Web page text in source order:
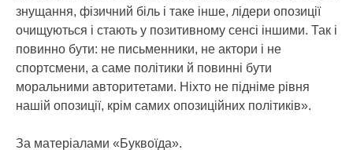
знущання, фізичний біль і таке інше, лідери опозиції
очищуються і стають у позитивному сенсі іншими. Так і
повинно бути: не письменники, не актори і не
спортсмени, а саме політики й повинні бути
моральними авторитетами. Ніхто не підніме рівня
нашій опозиції, крім самих опозиційних політиків».
За матеріалами «Буквоїда».